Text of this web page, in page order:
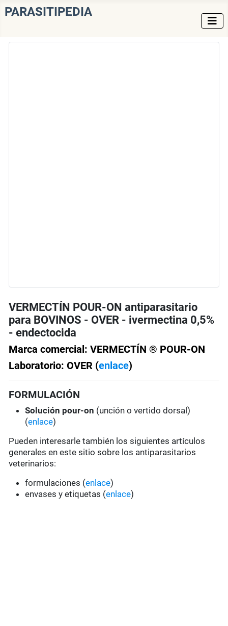
PARASITIPEDIA
VERMECTÍN POUR-ON antiparasitario
para BOVINOS - OVER - ivermectina 0,5%
- endectocida
Marca comercial: VERMECTÍN ® POUR-ON
Laboratorio: OVER (enlace)
FORMULACIÓN
Solución pour-on (unción o vertido dorsal)
(enlace)
Pueden interesarle también los siguientes artículos
generales en este sitio sobre los antiparasitarios
veterinarios:
formulaciones (enlace)
envases y etiquetas (enlace)